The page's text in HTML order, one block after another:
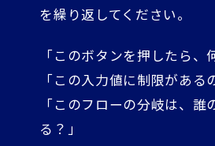
を繰り返してください。
「このボタンを押したら、
「この入力値に制限がある
「このフローの分岐は、誰
る？」